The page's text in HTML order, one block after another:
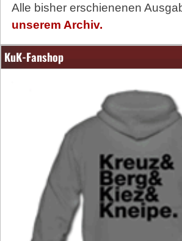
Alle bisher erschienenen
unserem Archiv.
KuK-Fanshop